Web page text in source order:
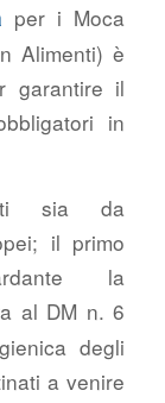
per i Moca
Alimenti) è
garantire il
in
sia da
il primo
la
al DM n. 6
degli
a venire